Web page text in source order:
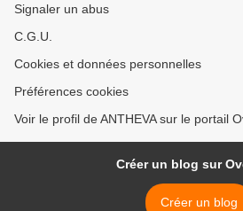
Signaler un abus
C.G.U.
Cookies et données personnelles
Préférences cookies
Voir le profil de ANTHEVA sur le portail
Créer un blog sur
Créer un blog